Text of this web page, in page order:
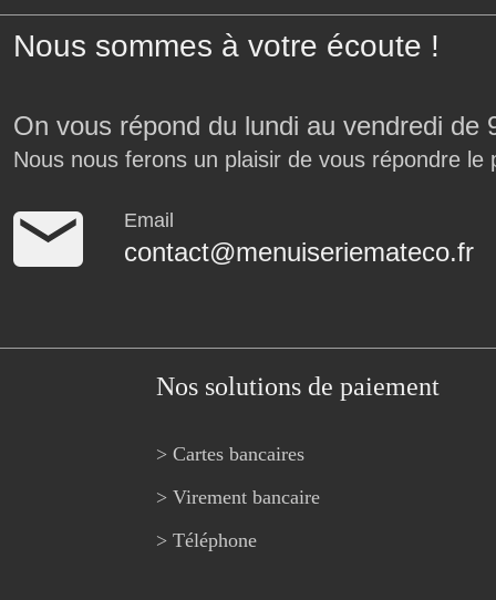
Nous sommes à votre écoute !
On vous répond du lundi au vendredi
Nous nous ferons un plaisir de vous répondre le
Email
contact@menuiseriemateco.fr
Nos solutions de paiement
> Cartes bancaires
> Virement bancaire
> Téléphone